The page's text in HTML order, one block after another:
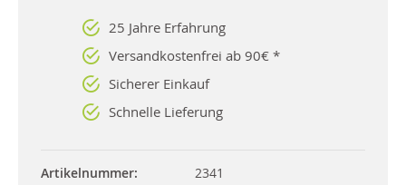
25 Jahre Erfahrung
Versandkostenfrei ab 90€ *
Sicherer Einkauf
Schnelle Lieferung
Artikelnummer
2341